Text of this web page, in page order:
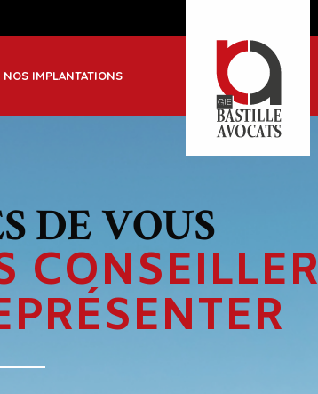
NOS IMPLANTATIONS
CONSEILLER